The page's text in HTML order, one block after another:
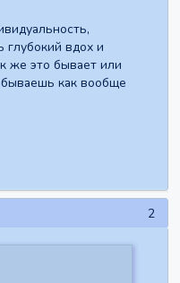
вдох и
же это бывает или
как вообще
2